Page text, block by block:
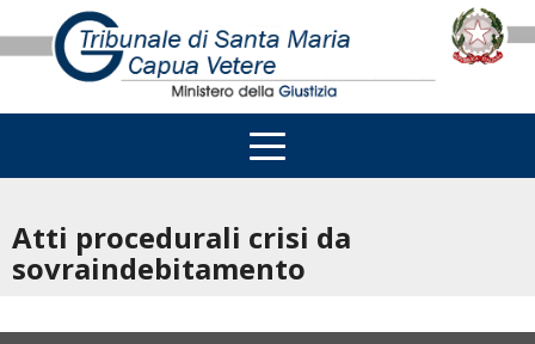
Atti procedurali crisi da
sovraindebitamento